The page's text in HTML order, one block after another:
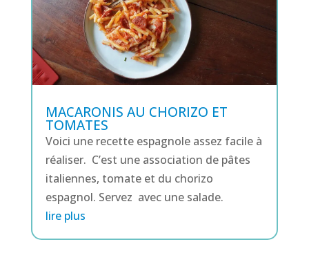
MACARONIS AU CHORIZO ET
TOMATES
Voici une recette espagnole assez facile à
réaliser. C’est une association de pâtes
italiennes, tomate et du chorizo
espagnol. Servez avec une salade.
lire plus